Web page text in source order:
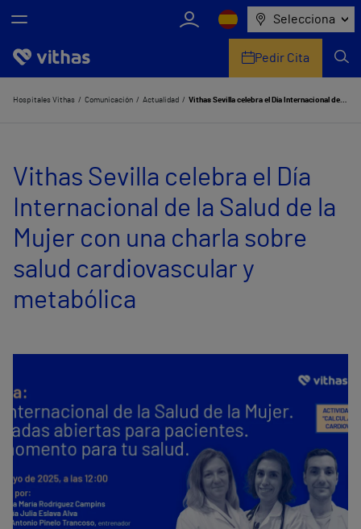
Selecciona
Nosotros
Servicios de salud
Equipo médico y asistencial
Información útil
Comunicación
Pedir Cita
Hospitales Vithas Comunicación Actualidad Vithas Sevilla celebra el Día Internacional de la Salud de la Mujer con una charla sobre salud cardiovascular y metabólica
Vithas Sevilla celebra el Día
Internacional de la Salud de la
Mujer con una charla sobre
salud cardiovascular y
metabólica